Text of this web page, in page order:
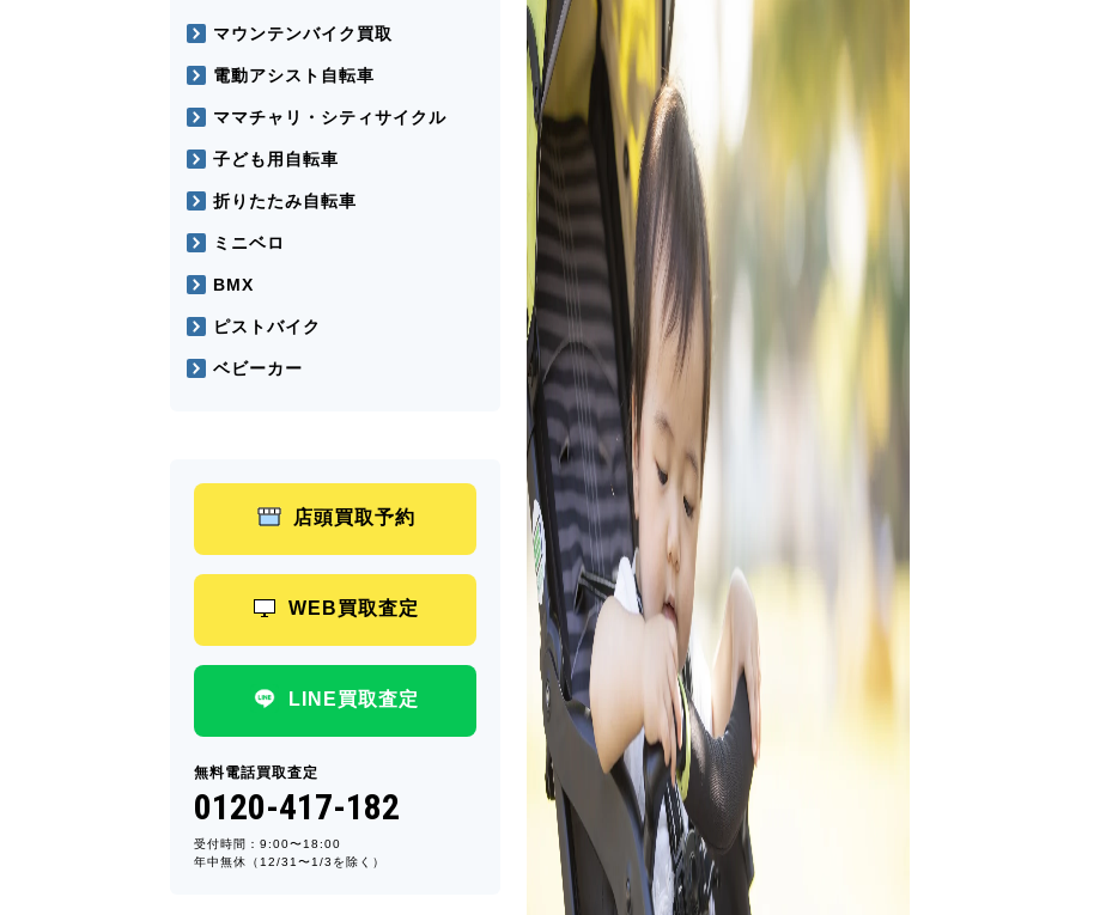
マウンテンバイク買取
電動アシスト自転車
ママチャリ・シティサイクル
子ども用自転車
折りたたみ自転車
ミニベロ
BMX
ピストバイク
ベビーカー
店頭買取予約
WEB買取査定
LINE買取査定
無料電話買取査定
0120-417-182
受付時間：9:00〜18:00
年中無休（12/31〜1/3を除く）